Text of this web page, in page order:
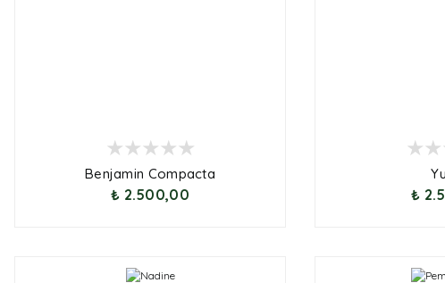
Benjamin Compacta
₺ 2.500,00 ₺